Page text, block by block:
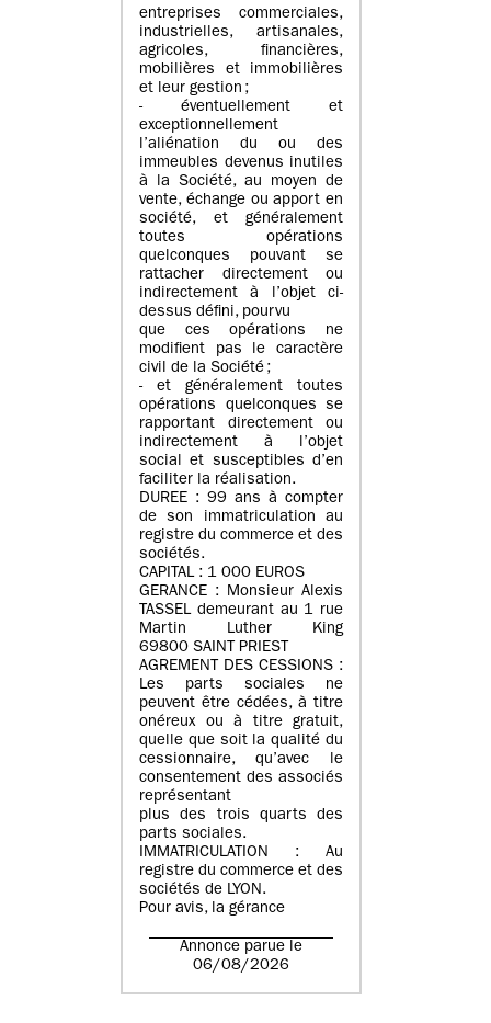
entreprises commerciales,
industrielles, artisanales,
agricoles, financières,
mobilières et immobilières
et leur gestion ;
- éventuellement et
exceptionnellement
l’aliénation du ou des
immeubles devenus inutiles
à la Société, au moyen de
vente, échange ou apport en
société, et généralement
toutes opérations
quelconques pouvant se
rattacher directement ou
indirectement à l’objet ci-
dessus défini, pourvu
que ces opérations ne
modifient pas le caractère
civil de la Société ;
- et généralement toutes
opérations quelconques se
rapportant directement ou
indirectement à l’objet
social et susceptibles d’en
faciliter la réalisation.
DUREE : 99 ans à compter
de son immatriculation au
registre du commerce et des
sociétés.
CAPITAL : 1 000 EUROS
GERANCE : Monsieur Alexis
TASSEL demeurant au 1 rue
Martin Luther King
69800 SAINT PRIEST
AGREMENT DES CESSIONS :
Les parts sociales ne
peuvent être cédées, à titre
onéreux ou à titre gratuit,
quelle que soit la qualité du
cessionnaire, qu’avec le
consentement des associés
représentant
plus des trois quarts des
parts sociales.
IMMATRICULATION : Au
registre du commerce et des
sociétés de LYON.
Pour avis, la gérance
Annonce parue le
06/08/2026